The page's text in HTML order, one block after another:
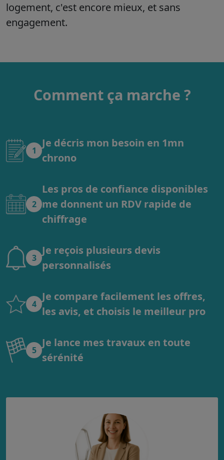
logement, c'est encore mieux, et sans
engagement.
Comment ça marche ?
1
Je décris mon besoin en 1mn
chrono
2
Les pros de confiance disponibles
me donnent un RDV rapide de
chiffrage
3
Je reçois plusieurs devis
personnalisés
4
Je compare facilement les offres,
les avis, et choisis le meilleur pro
5
Je lance mes travaux en toute
sérénité